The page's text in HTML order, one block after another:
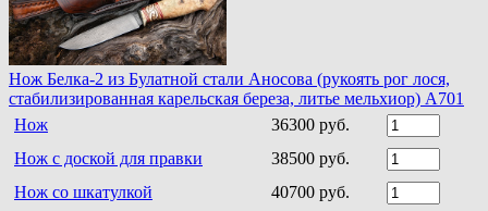
Нож Белка-2 из Булатной стали Аносова (рукоять рог лося,
стабилизированная карельская береза, литье мельхиор) A701
Нож
36300 руб.
Нож с доской для правки
38500 руб.
Нож со шкатулкой
40700 руб.